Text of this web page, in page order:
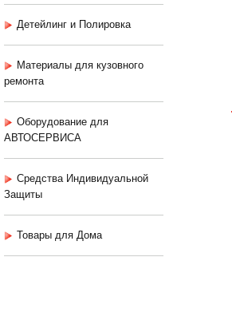
Детейлинг и Полировка
Материалы для кузовного
ремонта
Оборудование для
АВТОСЕРВИСА
Средства Индивидуальной
Защиты
Товары для Дома